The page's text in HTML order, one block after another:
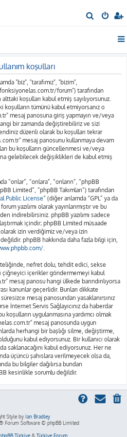
r
koşulları
"biz", "tarafımız", "bizim",
forum") tarafından
alttaki koşulları kabul etmiş sayılıyorsunuz.
koşulların tümünü kabul etmiyorsanız o
mesaj panosuna giriş yapmayın ve/veya
bir zamanda değiştirebiliriz ve sizi
düzenli olarak bu koşulları tekrar
mesaj panosunu kullanmaya devam
bu koşulların güncellenmesi ve/veya
gelebilecek değişiklikleri de kabul etmiş
“onlar”, “onlara”, “onların”, “phpBB
Limited”, “phpBB Takımları”) tarafından
Public License” (diğer anlamda “GPL” ya da
yazılımı olarak yayınlanmıştır ve bu
indirebilirsiniz. phpBB yazılımı sadece
içindir; phpBB Limited müsaade
izin verdiğimiz ve/veya izin
phpBB hakkında daha fazla bilgi için,
.
nefret dolu, tehdit edici, sekse
çiğneyici içerikler göndermemeyi kabul
mesaj panosu hangi ülkede barındırılıyorsa
kanunlar geçerlidir. Bunları dikkate
mesaj panosundan yasaklanırsınız
İnternet Servis Sağlayıcınız da haberdar
koşulların uygulanmasına yardımcı olmak
mesaj panosunda uygun
herhangi bir başlığı silme, değiştirme,
kabul ediyorsunuz. Bir kullanıcı olarak
saklanacağını kabul ediyorsunuz. Her ne
üçüncü şahıslara verilmeyecek olsa da,
bu bilgiler dağılırsa bundan
kesinlikle sorumlu değildir.
Style by Ian Bradley
Forum Software © phpBB Limited
Türkiye& Türkiye Forum